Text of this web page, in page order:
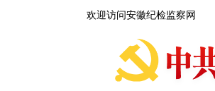
欢迎访问安徽纪检监察网